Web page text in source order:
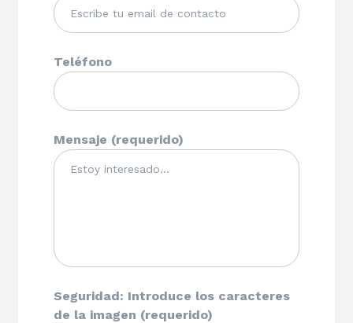
Teléfono
Mensaje (requerido)
Seguridad: Introduce los caracteres
de la imagen (requerido)